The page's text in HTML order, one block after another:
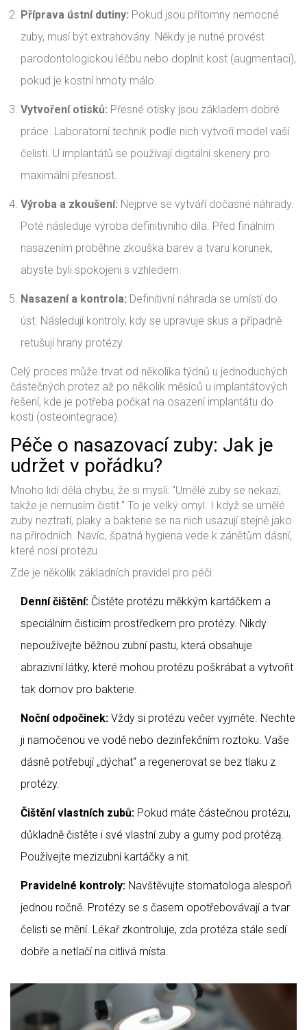
Příprava ústní dutiny: Pokud jsou přítomny nemocné
zuby, musí být extrahovány. Někdy je nutné provést
parodontologickou léčbu nebo doplnit kost (augmentaci),
pokud je kostní hmoty málo.
Vytvoření otisků: Přesné otisky jsou základem dobré
práce. Laboratorní technik podle nich vytvoří model vaší
čelisti. U implantátů se používají digitální skenery pro
maximální přesnost.
Výroba a zkoušení: Nejprve se vytváří dočasné náhrady.
Poté následuje výroba definitivního díla. Před finálním
nasazením proběhne zkouška barev a tvaru korunek,
abyste byli spokojeni s vzhledem.
Nasazení a kontrola: Definitivní náhrada se umístí do
úst. Následují kontroly, kdy se upravuje skus a případně
retušují hrany protézy.
Celý proces může trvat od několika týdnů u jednoduchých
částečných protez až po několik měsíců u implantátových
řešení, kde je potřeba počkat na osazení implantátu do
kosti (osteointegrace).
Péče o nasazovací zuby: Jak je
udržet v pořádku?
Mnoho lidí dělá chybu, že si myslí: "Umělé zuby se nekazí,
takže je nemusím čistit." To je velký omyl. I když se umělé
zuby neztratí, plaky a bakterie se na nich usazují stejně jako
na přírodních. Navíc, špatná hygiena vede k zánětům dásní,
které nosí protézu.
Zde je několik základních pravidel pro péči:
Denní čištění: Čistěte protézu měkkým kartáčkem a
speciálním čisticím prostředkem pro protézy. Nikdy
nepoužívejte běžnou zubní pastu, která obsahuje
abrazivní látky, které mohou protézu poškrábat a vytvořit
tak domov pro bakterie.
Noční odpočinek: Vždy si protézu večer vyjměte. Nechte
ji namočenou ve vodě nebo dezinfekčním roztoku. Vaše
dásně potřebují „dýchat“ a regenerovat se bez tlaku z
protézy.
Čištění vlastních zubů: Pokud máte částečnou protézu,
důkladně čistěte i své vlastní zuby a gumy pod protézą.
Používejte mezizubní kartáčky a nit.
Pravidelné kontroly: Navštěvujte stomatologa alespoň
jednou ročně. Protézy se s časem opotřebovávají a tvar
čelisti se mění. Lékař zkontroluje, zda protéza stále sedí
dobře a netlačí na citlivá místa.